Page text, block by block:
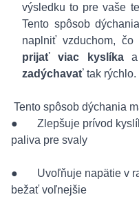
výsledku to pre vaše
Tento spôsob
naplniť vzduchom,
prijať viac kyslíkaa
zadýchavať tak rýchlo.
Tento spôsob dýchania
● Zlepšuje prívod
paliva pre svaly
● Uvoľňuje napätie v
bežať voľnejšie